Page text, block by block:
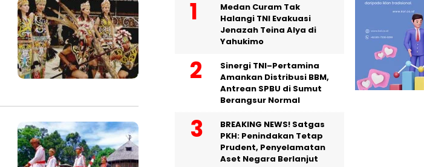
Medan Curam Tak
Halangi TNI Evakuasi
Jenazah Teina Alya di
Yahukimo
Sinergi TNI–Pertamina
Amankan Distribusi BBM,
Antrean SPBU di Sumut
Berangsur Normal
BREAKING NEWS! Satgas
PKH: Penindakan Tetap
Prudent, Penyelamatan
Aset Negara Berlanjut